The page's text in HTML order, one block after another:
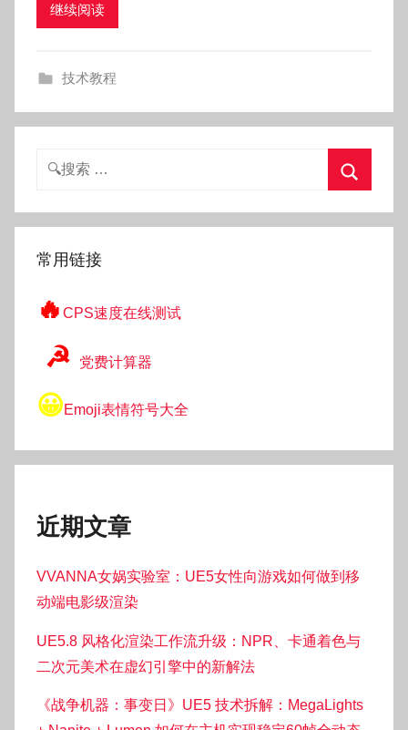
继续阅读
技术教程
搜
索
常用链接
🔥 CPS速度在线测试
☭ 党费计算器
😀Emoji表情符号大全
近期文章
VVANNA女娲实验室：UE5女性向游戏如何做到移
动端电影级渲染
UE5.8 风格化渲染工作流升级：NPR、卡通着色与
二次元美术在虚幻引擎中的新解法
《战争机器：事变日》UE5 技术拆解：MegaLights